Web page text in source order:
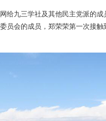
给九三学社及其他民主党派的
员会的成员，郑荣荣第一次接触